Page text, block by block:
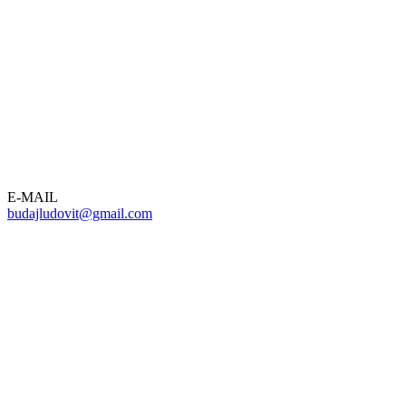
E-MAIL
budajludovit@gmail.com